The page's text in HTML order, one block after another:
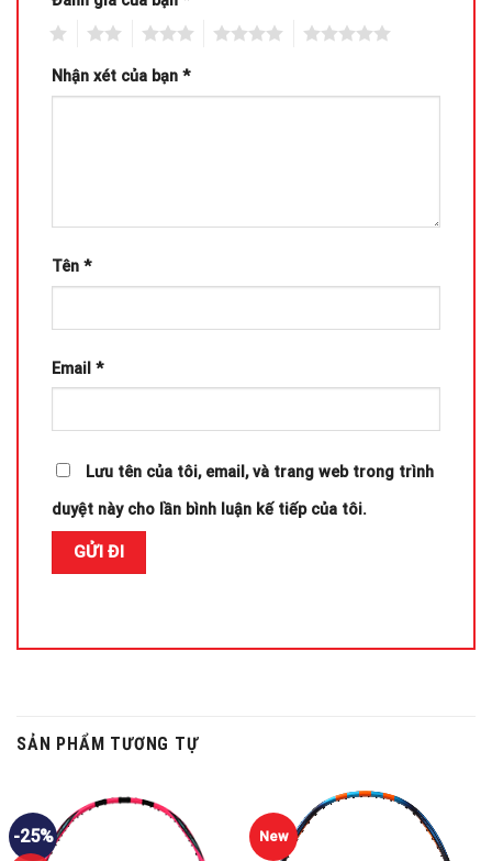
Nhận xét của bạn *
Tên *
Email *
Lưu tên của tôi, email, và trang web trong trình
duyệt này cho lần bình luận kế tiếp của tôi.
SẢN PHẨM TƯƠNG TỰ
-25% New